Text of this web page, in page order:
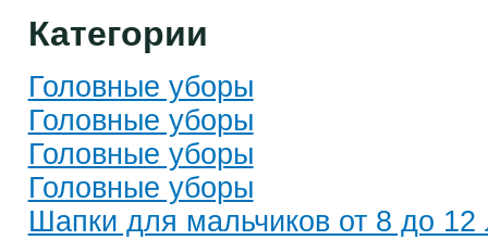
Категории
Головные уборы
Головные уборы
Головные уборы
Головные уборы
Шапки для мальчиков от 8 до 12